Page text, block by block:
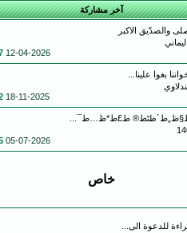
آخر مشاركة
والصدّيق الاكبر
12-04-2026
بغوا علينا...
18-11-2025
05-07-2026
خاص
للدعوة الى...